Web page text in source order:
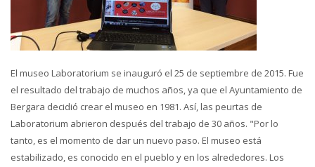
El museo Laboratorium se inauguró el 25 de septiembre de 2015. Fue
el resultado del trabajo de muchos años, ya que el Ayuntamiento de
Bergara decidió crear el museo en 1981. Así, las peurtas de
Laboratorium abrieron después del trabajo de 30 años. "Por lo
tanto, es el momento de dar un nuevo paso. El museo está
estabilizado, es conocido en el pueblo y en los alrededores. Los